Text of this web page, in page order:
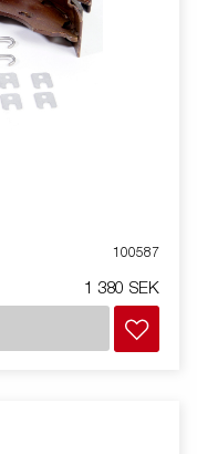
100587
1 380 SEK